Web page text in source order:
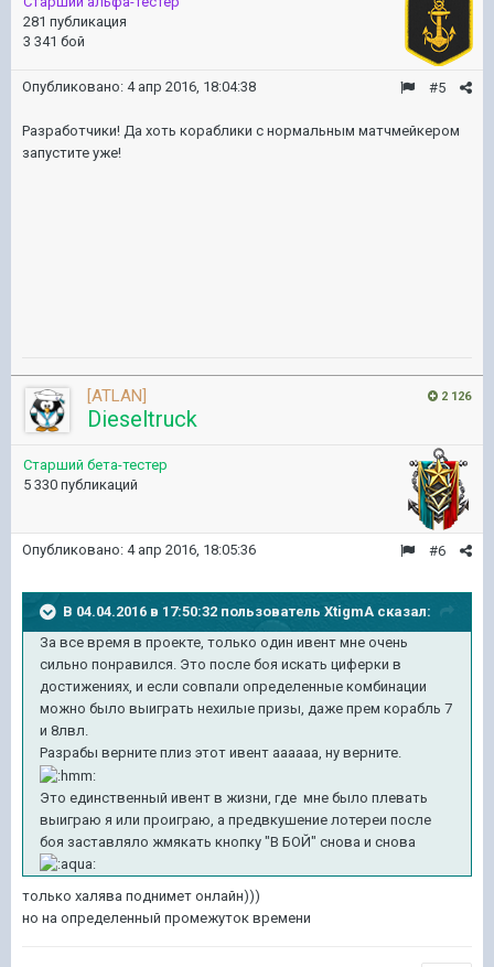
281 публикация
3 341 бой
#5
Опубликовано: 4 апр 2016, 18:04:38
Разработчики! Да хоть кораблики с нормальным матчмейкером
запустите уже!
2 126
[ATLAN]
Dieseltruck
Старший бета-тестер
5 330 публикаций
#6
Опубликовано: 4 апр 2016, 18:05:36
В 04.04.2016 в 17:50:32 пользователь XtigmA сказал:
За все время в проекте, только один ивент мне очень
сильно понравился. Это после боя искать циферки в
достижениях, и если совпали определенные комбинации
можно было выиграть нехилые призы, даже прем корабль 7
и 8лвл.
Разрабы верните плиз этот ивент аааааа, ну верните.
Это единственный ивент в жизни, где мне было плевать
выиграю я или проиграю, а предвкушение лотереи после
боя заставляло жмякать кнопку "В БОЙ" снова и снова
только халява поднимет онлайн)))
но на определенный промежуток времени